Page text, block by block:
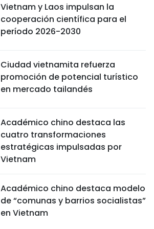
Vietnam y Laos impulsan la
cooperación científica para el
período 2026-2030
Ciudad vietnamita refuerza
promoción de potencial turístico
en mercado tailandés
Académico chino destaca las
cuatro transformaciones
estratégicas impulsadas por
Vietnam
Académico chino destaca modelo
de “comunas y barrios socialistas”
en Vietnam